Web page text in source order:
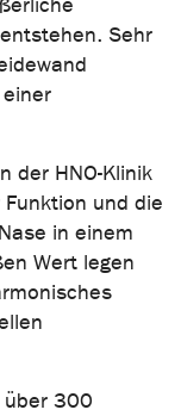
Sehr
der HNO-Klinik
und die
in einem
Wert legen
über 300